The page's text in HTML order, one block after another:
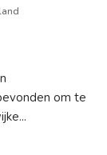
om te